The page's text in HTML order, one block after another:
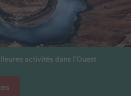
activités dans l'Ouest